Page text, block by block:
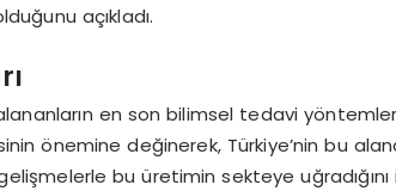
açıkladı.
en son bilimsel tedavi
önemine değinerek, Türkiye’nin bu
bu üretimin sekteye uğradığını